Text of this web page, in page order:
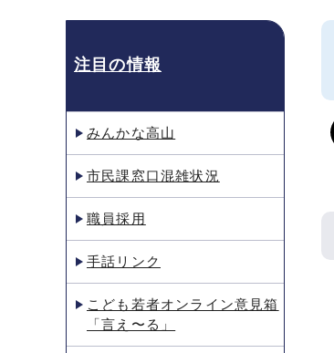
注目の情報
みんかな高山
市民課窓口混雑状況
職員採用
手話リンク
こども若者オンライン意見箱
「言え〜る」